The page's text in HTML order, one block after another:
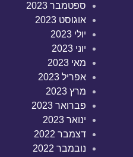
ספטמבר 2023
אוגוסט 2023
יולי 2023
יוני 2023
מאי 2023
אפריל 2023
מרץ 2023
פברואר 2023
ינואר 2023
דצמבר 2022
נובמבר 2022